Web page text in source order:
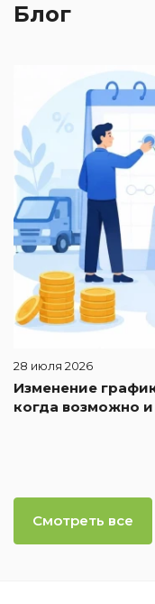
Блог
28 июля 2026
Изменение
когда возможно
Смотреть все